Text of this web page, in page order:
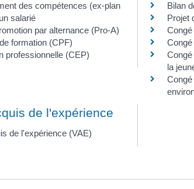
des compétences (ex-plan
salarié
par alternance (Pro-A)
formation (CPF)
professionnelle (CEP)
Bilan
Projet
la
de l'expérience
de l'expérience (VAE)